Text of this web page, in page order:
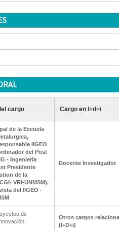
cargo Cargo en I+d+i
de la Escuela
IIGEO
del Post
- Ingenieria
Presidente
de la
VRI-UNMSM),
del IIGEO -
Docente Investigador
de
Otros cargos
(I+D+i)